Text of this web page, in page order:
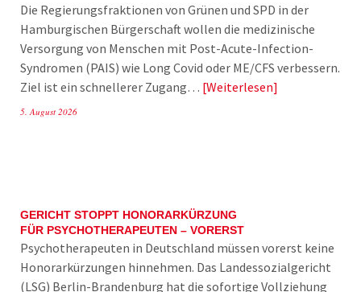
Die Regierungsfraktionen von Grünen und SPD in der
Hamburgischen Bürgerschaft wollen die medizinische
Versorgung von Menschen mit Post-Acute-Infection-
Syndromen (PAIS) wie Long Covid oder ME/CFS verbessern.
Ziel ist ein schnellerer Zugang… Weiterlesen
5. August 2026
GERICHT STOPPT HONORARKÜRZUNG
FÜR PSYCHOTHERAPEUTEN – VORERST
Psychotherapeuten in Deutschland müssen vorerst keine
Honorarkürzungen hinnehmen. Das Landessozialgericht
(LSG) Berlin-Brandenburg hat die sofortige Vollziehung